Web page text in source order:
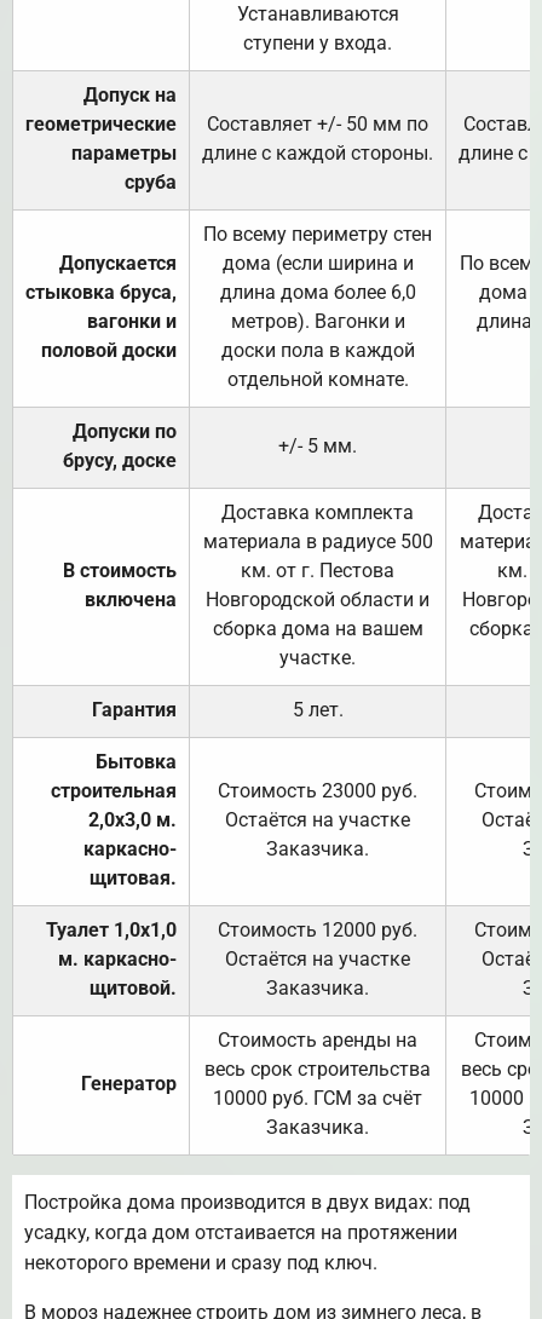
Устанавливаются
ступени у входа.
Допуск на
геометрические
параметры
сруба
Составляет +/- 50 мм по
длине с каждой стороны.
длине с
Допускается
стыковка бруса,
вагонки и
половой доски
По всему периметру стен
дома (если ширина и
длина дома более 6,0
метров). Вагонки и
доски пола в каждой
отдельной комнате.
По
дома
длина
Допуски по
брусу, доске
+/- 5 мм.
В стоимость
включена
Доставка комплекта
материала в радиусе 500
км. от г. Пестова
Новгородской области и
сборка дома на вашем
участке.
км.
Гарантия 5 лет.
Бытовка
строительная
2,0х3,0 м.
каркасно-
щитовая.
Стоимость 23000 руб.
Остаётся на участке
Заказчика.
Туалет 1,0х1,0
м. каркасно-
щитовой.
Стоимость 12000 руб.
Остаётся на участке
Заказчика.
Генератор
Стоимость аренды на
весь срок строительства
10000 руб. ГСМ за счёт
Заказчика.
весь
10000
Постройка дома производится в двух видах: под
усадку, когда дом отстаивается на протяжении
некоторого времени и сразу под ключ.
В мороз надежнее строить дом из зимнего леса, в